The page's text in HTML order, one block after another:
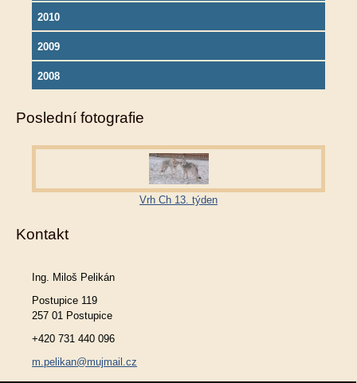
2010
2009
2008
Poslední fotografie
Vrh Ch 13. týden
Kontakt
Ing. Miloš Pelikán
Postupice 119
257 01 Postupice
+420 731 440 096
m.pelikan@mujmail.cz